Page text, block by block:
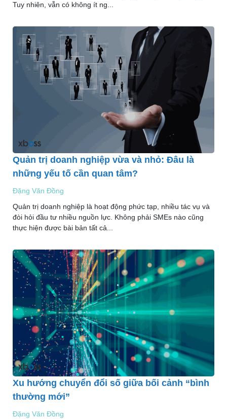
Tuy nhiên, vẫn có không ít ng...
Quản trị doanh nghiệp vừa và nhỏ: Đâu là
những yếu tố cần quan tâm?
Đặng Văn Đồng
Quản trị doanh nghiệp là hoạt động phức tạp, nhiều tác vụ và
đòi hỏi đầu tư nhiều nguồn lực. Không phải SMEs nào cũng
thực hiện được bài bản tất cả...
Xu hướng chuyển đổi số giữa bối cảnh “bình
thường mới”
Đặng Văn Đồng